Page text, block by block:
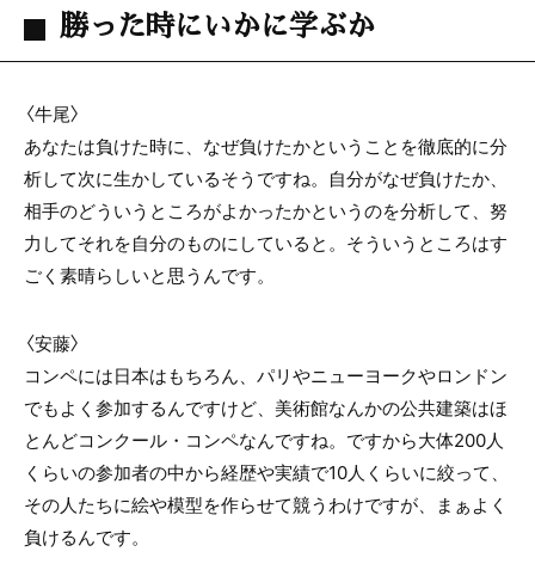
勝った時にいかに学ぶか
〈牛尾〉
あなたは負けた時に、なぜ負けたかということを徹底的に分
析して次に生かしているそうですね。自分がなぜ負けたか、
相手のどういうところがよかったかというのを分析して、努
力してそれを自分のものにしていると。そういうところはす
ごく素晴らしいと思うんです。
〈安藤〉
コンペには日本はもちろん、パリやニューヨークやロンドン
でもよく参加するんですけど、美術館なんかの公共建築はほ
とんどコンクール・コンペなんですね。ですから大体200人
くらいの参加者の中から経歴や実績で10人くらいに絞って、
その人たちに絵や模型を作らせて競うわけですが、まぁよく
負けるんです。